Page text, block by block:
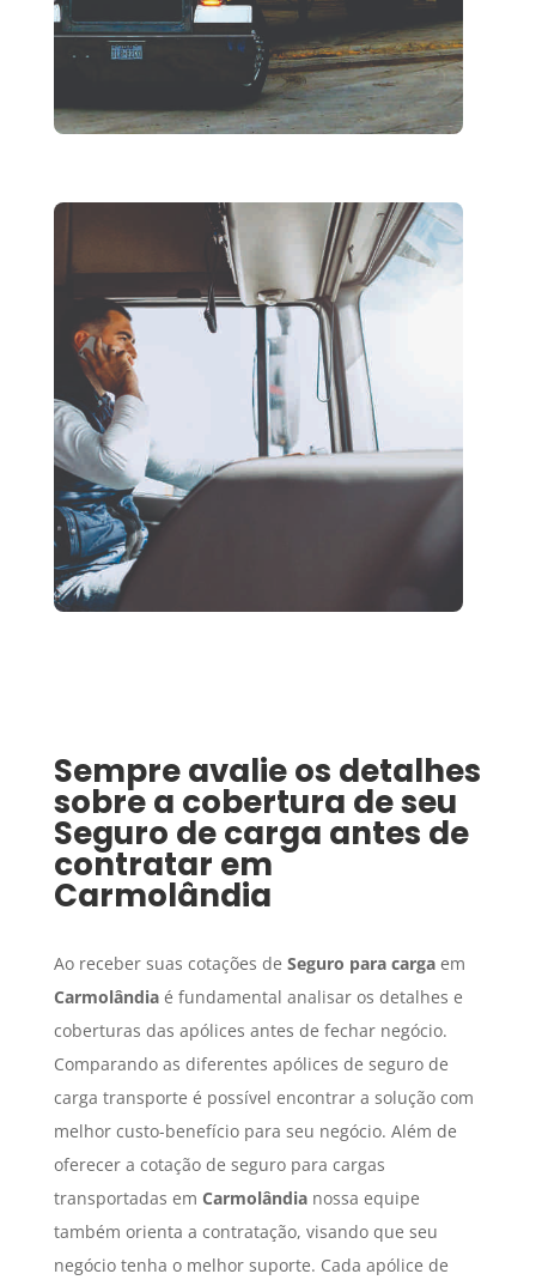
Sempre avalie os detalhes
sobre a cobertura de seu
Seguro de carga antes de
contratar em
Carmolândia
Ao receber suas cotações de Seguro para cargaem
Carmolândiaé fundamental analisar os detalhes e
coberturas das apólices antes de fechar negócio.
Comparando as diferentes apólices de seguro de
carga transporte é possível encontrar a solução com
melhor custo-benefício para seu negócio. Além de
oferecer a cotação de seguro para cargas
transportadas em Carmolândianossa equipe
também orienta a contratação, visando que seu
negócio tenha o melhor suporte. Cada apólice de